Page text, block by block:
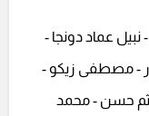
عماد دونجا -
- مصطفى زيكو -
حسن - محمد